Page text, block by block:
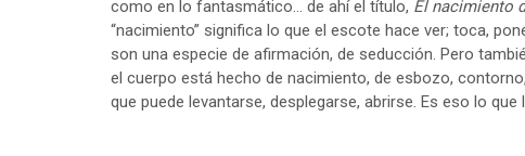
como en lo fantasmático… de ahí el título, El nacimiento
“nacimiento” significa lo que el escote hace ver; toca,
son una especie de afirmación, de seducción. Pero
el cuerpo está hecho de nacimiento, de esbozo,
que puede levantarse, desplegarse, abrirse. Es eso lo